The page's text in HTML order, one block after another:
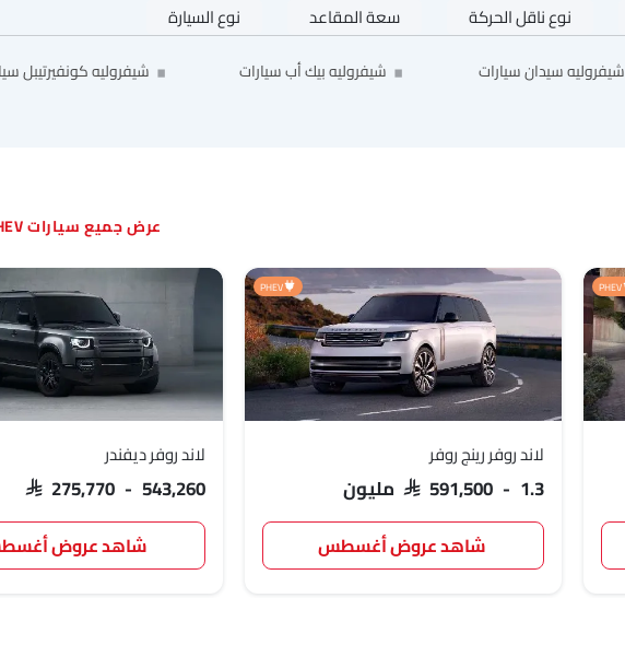
نوع ناقل الحركة سعة المقاعد نوع السيارة
شيفروليه سيدان سيارات شيفروليه بيك أب سيارات
شيفروليه كونفيرتيبل
PHEV
PHEV
لاند روفر رينج روفر
SAR 591,500 - 1.3 مليون
شاهد عروض أغسطس
لاند روفر ديفندر
SAR 275,770 - 543,260
شاهد عروض
سيارات PHEV الشائعة